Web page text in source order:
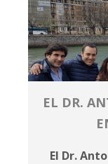
EL DR.
El Dr.